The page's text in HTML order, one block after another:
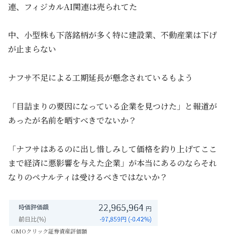
連、フィジカルAI関連は売られてた
中、小型株も下落銘柄が多く特に建設業、不動産業は下げ
が止まらない
ナフサ不足による工期延長が懸念されているもよう
「目詰まりの要因になっている企業を見つけた」と報道が
あったが名前を晒すべきでないか？
「ナフサはあるのに出し惜しみして価格を釣り上げてここ
まで経済に悪影響を与えた企業」が本当にあるのならそれ
なりのペナルティは受けるべきではないか？
GMOクリック証券資産評価額